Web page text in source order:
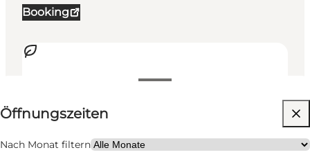
Booking
Öffnungszeiten anzeigen
Öffnungszeiten
Nach Monat filtern
157 rooms
284 beds